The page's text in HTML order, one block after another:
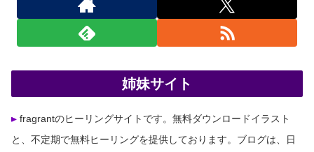
姉妹サイト
fragrantのヒーリングサイトです。無料ダウンロードイラスト
と、不定期で無料ヒーリングを提供しております。ブログは、日